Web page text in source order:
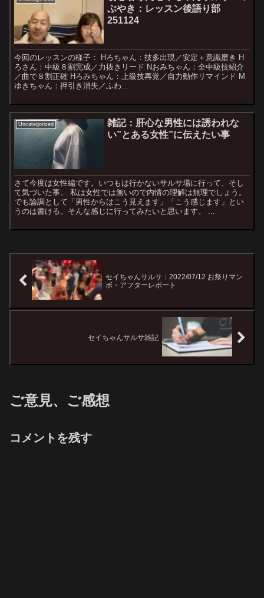
ぶやき：レッスン後語り部
251124
今回のレッスンの様子： Hろちゃん：技多出現／安定＋意識磨き H
ろさん：中級８割完成／力抜きリード Nおみちゃん：全中級技紹介
／曲で８割正確 Hろみちゃん：上級技再覚／自力動作リマインド M
ゆきちゃん：押引き消失／ふわ...
Uncategorized
雑記：肝心な男性には誘われな
い”とある女性”に伝えたい事
さて今度は女性編です。いつもは行かないサルサ場に行って、そし
て気づいた事。 私は女性では無いので内情の理解は無理でしょう。
でも論調として「男性からはこう見えます」「こう感じます」とい
うのは書ける。そんな感じに行ってみたいと思います。 ...
セイちゃんサルサ：2022/07/12 お祭りマン
ボ・アフターレポート
セイちゃんサルサ雑記
ご意見、ご感想
コメントを残す